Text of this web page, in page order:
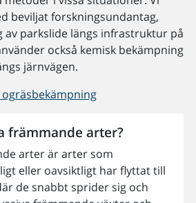
beviljat forskningsundantag,
av parkslide längs infrastruktur på
också kemisk bekämpning
järnvägen.
främmande arter?
arter är arter som
eller oavsiktligt har flyttat till
de snabbt sprider sig och